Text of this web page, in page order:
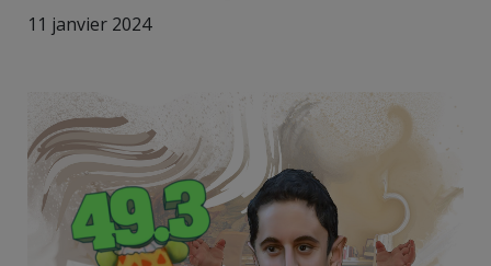
11 janvier 2024